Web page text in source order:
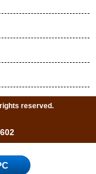
reserved.